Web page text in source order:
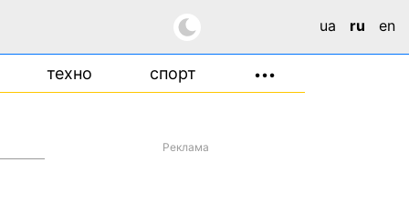
ua ru en
техно спорт •••
Реклама